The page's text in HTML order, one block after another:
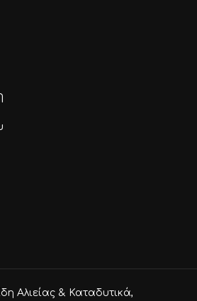
0,00€
Αλιείας & Καταδυτικά,